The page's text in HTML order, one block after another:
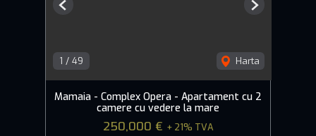
1 / 49 Harta
Previous Next
Mamaia - Complex Opera - Apartament cu 2
camere cu vedere la mare
250,000 € + 21% TVA